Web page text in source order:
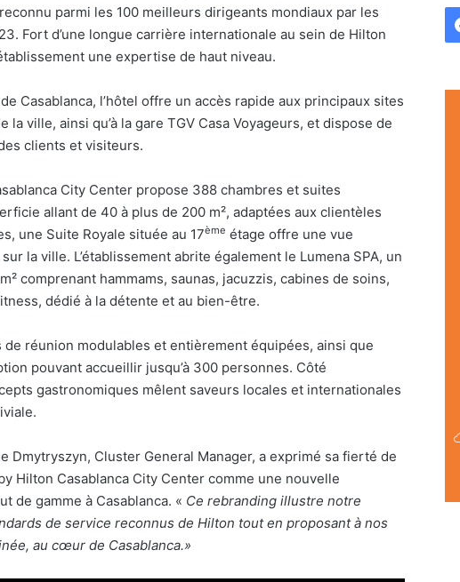
parmi les 100 meilleurs dirigeants mondiaux par les
Fort d’une longue carrière internationale au sein de Hilton
une expertise de haut niveau.
Casablanca, l’hôtel offre un accès rapide aux principaux sites
ville, ainsi qu’à la gare TGV Casa Voyageurs, et dispose de
clients et visiteurs.
City Center propose 388 chambres et suites
allant de 40 à plus de 200 m², adaptées aux clientèles
une Suite Royale située au 17ème étage offre une vue
la ville. L’établissement abrite également le Lumena SPA, un
comprenant hammams, saunas, jacuzzis, cabines de soins,
dédié à la détente et au bien-être.
de réunion modulables et entièrement équipées, ainsi que
pouvant accueillir jusqu’à 300 personnes. Côté
gastronomiques mêlent saveurs locales et internationales
Dmytryszyn, Cluster General Manager, a exprimé sa fierté de
Hilton Casablanca City Center comme une nouvelle
de gamme à Casablanca. « Ce rebranding illustre notre
de service reconnus de Hilton tout en proposant à nos
au cœur de Casablanca.»